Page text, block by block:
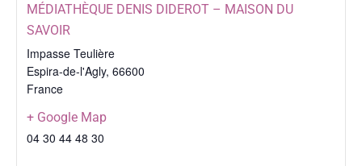
MÉDIATHÈQUE DENIS DIDEROT – MAISON DU
SAVOIR
Impasse Teulière
Espira-de-l'Agly, 66600
France
+ Google Map
04 30 44 48 30